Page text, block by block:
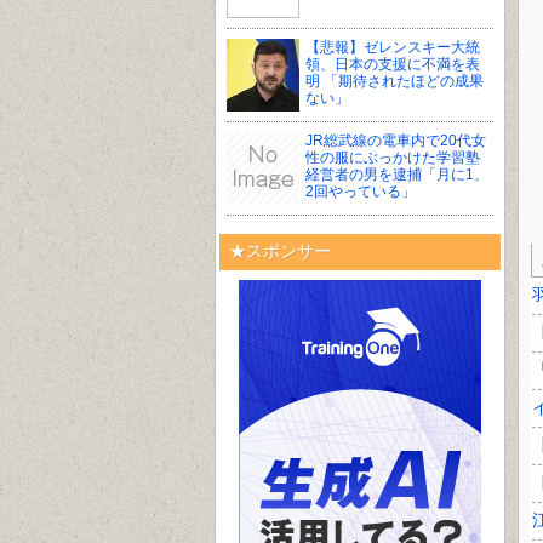
【悲報】ゼレンスキー大統
領、日本の支援に不満を表
明 「期待されたほどの成果
ない」
JR総武線の電車内で20代女
性の服にぶっかけた学習塾
経営者の男を逮捕「月に1、
2回やっている」
★スポンサー